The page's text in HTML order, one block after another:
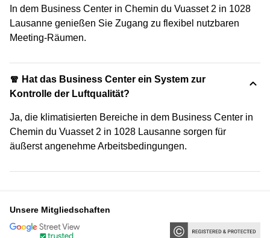
In dem Business Center in Chemin du Vuasset 2 in 1028
Lausanne genießen Sie Zugang zu flexibel nutzbaren
Meeting-Räumen.
🧣 Hat das Business Center ein System zur
Kontrolle der Luftqualität?
Ja, die klimatisierten Bereiche in dem Business Center in
Chemin du Vuasset 2 in 1028 Lausanne sorgen für
äußerst angenehme Arbeitsbedingungen.
Unsere Mitgliedschaften